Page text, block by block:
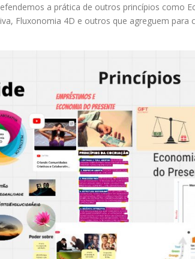
a prática de outros princípios como
Fluxonomia 4D e outros que agreguem para